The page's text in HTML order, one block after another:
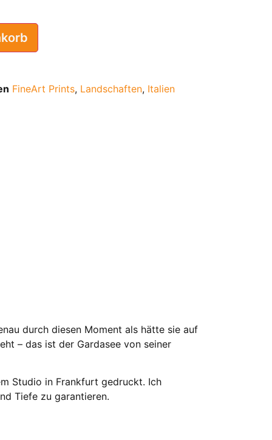
FineArt Prints, Landschaften, Italien
durch diesen Moment als hätte sie auf
– das ist der Gardasee von seiner
Studio in Frankfurt gedruckt. Ich
Tiefe zu garantieren.